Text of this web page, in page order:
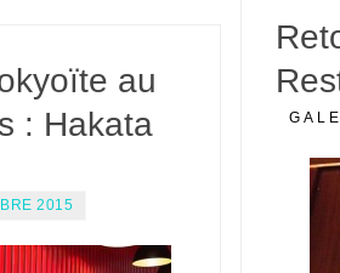
au
: Hakata
2015